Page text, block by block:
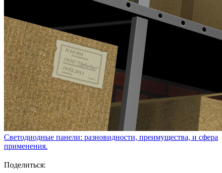
Светодиодные панели: разновидности, преимущества, и сфера
применения.
Поделиться: